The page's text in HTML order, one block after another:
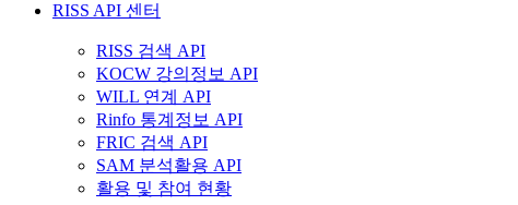
RISS API 센터
RISS 검색 API
KOCW 강의정보 API
WILL 연계 API
Rinfo 통계정보 API
FRIC 검색 API
SAM 분석활용 API
활용 및 참여 현황